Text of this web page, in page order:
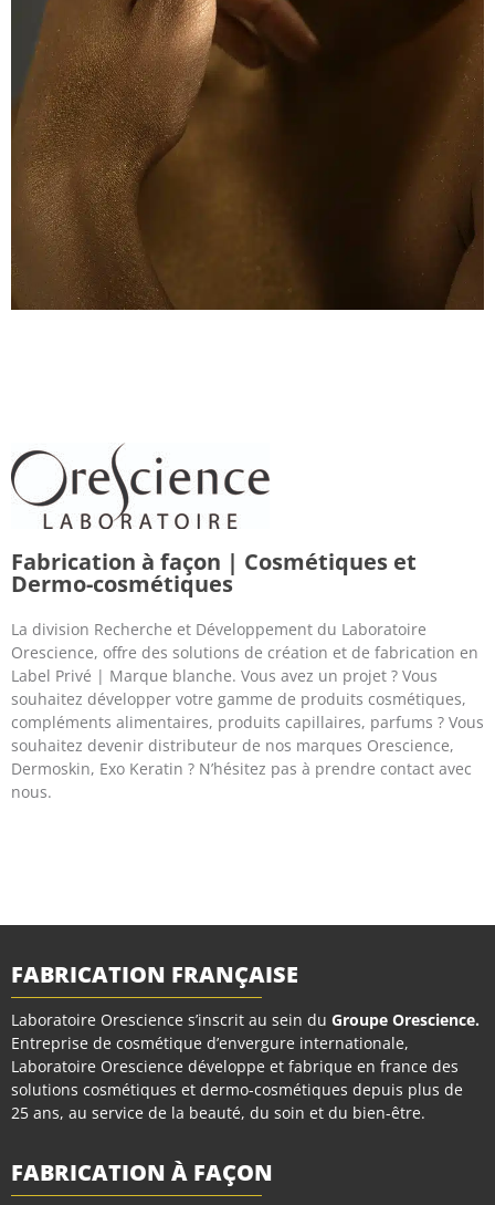
Fabrication à façon | Cosmétiques et
Dermo-cosmétiques
La division Recherche et Développement du Laboratoire
Orescience, offre des solutions de création et de fabrication en
Label Privé | Marque blanche. Vous avez un projet ? Vous
souhaitez développer votre gamme de produits cosmétiques,
compléments alimentaires, produits capillaires, parfums ? Vous
souhaitez devenir distributeur de nos marques Orescience,
Dermoskin, Exo Keratin ? N’hésitez pas à prendre contact avec
nous.
FABRICATION FRANÇAISE
Laboratoire Orescience s’inscrit au sein du Groupe Orescience.
Entreprise de cosmétique d’envergure internationale,
Laboratoire Orescience développe et fabrique en france des
solutions cosmétiques et dermo-cosmétiques depuis plus de
25 ans, au service de la beauté, du soin et du bien-être.
FABRICATION À FAÇON